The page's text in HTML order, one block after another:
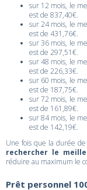
sur 12 mois, le
est de 837,40€.
sur 24 mois, le
est de 431,76€.
sur 36 mois, le
est de 297,51€.
sur 48 mois, le
est de 226,33€.
sur 60 mois, le
est de 187,75€.
sur 72 mois, le
est de 161,89€.
sur 84 mois, le
est de 142,19€.
Une fois que la durée
rechercher le
réduire au maximum le
Prêt personnel